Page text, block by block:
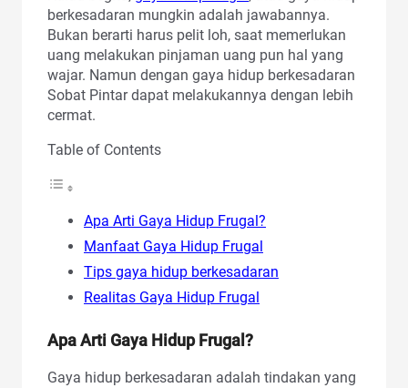
berkesadaran mungkin adalah jawabannya.
Bukan berarti harus pelit loh, saat memerlukan
uang melakukan pinjaman uang pun hal yang
wajar. Namun dengan gaya hidup berkesadaran
Sobat Pintar dapat melakukannya dengan lebih
cermat.
Table of Contents
Apa Arti Gaya Hidup Frugal?
Manfaat Gaya Hidup Frugal
Tips gaya hidup berkesadaran
Realitas Gaya Hidup Frugal
Apa Arti Gaya Hidup Frugal?
Gaya hidup berkesadaran adalah tindakan yang